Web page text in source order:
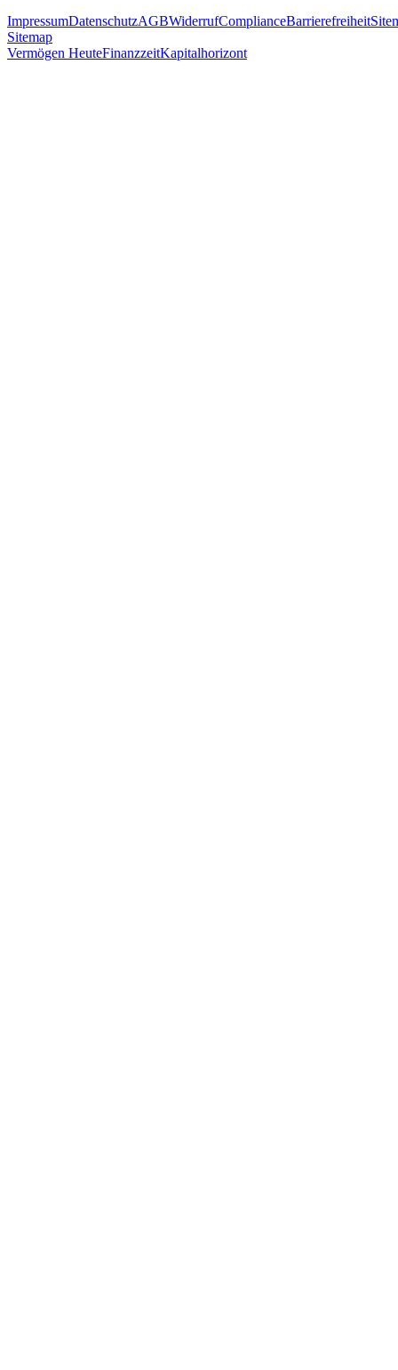
ImpressumDatenschutzAGBWiderrufComplianceBarrierefreiheit
Sitemap
Vermögen HeuteFinanzzeitKapitalhorizont